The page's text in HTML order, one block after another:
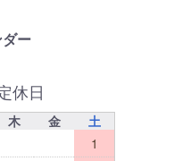
ー
休日
木 金
土
1